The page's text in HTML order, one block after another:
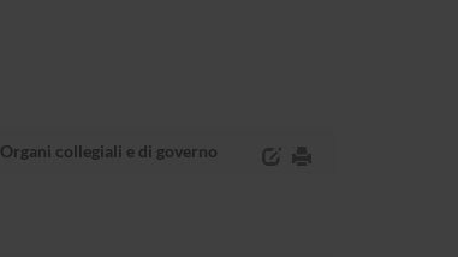
Organi collegiali e di governo